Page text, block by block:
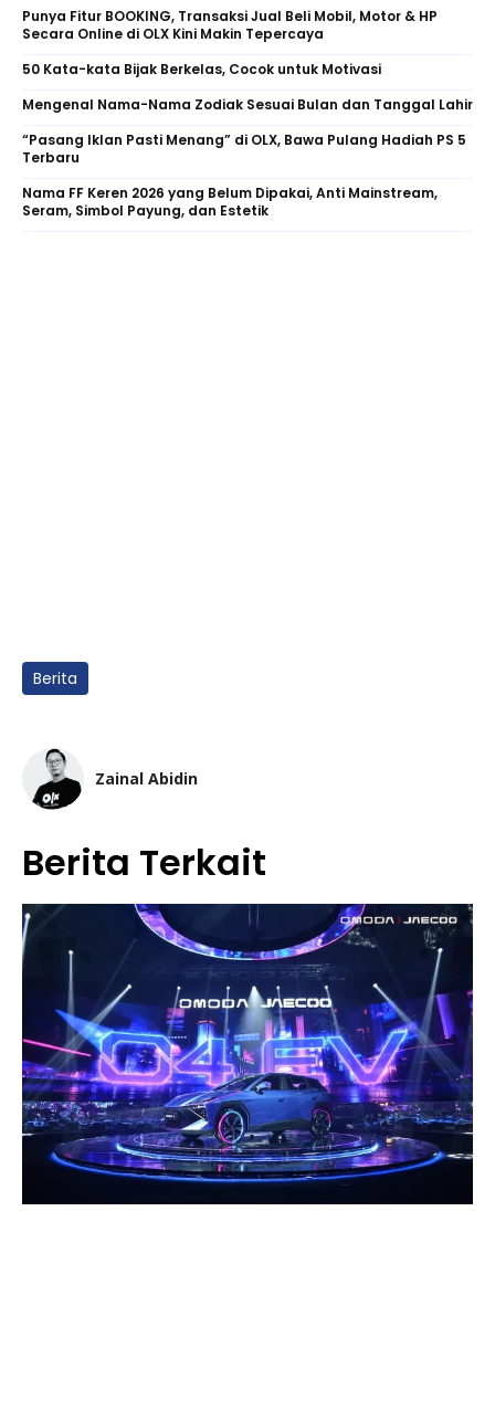
Punya Fitur BOOKING, Transaksi Jual Beli Mobil, Motor & HP
Secara Online di OLX Kini Makin Tepercaya
50 Kata-kata Bijak Berkelas, Cocok untuk Motivasi
Mengenal Nama-Nama Zodiak Sesuai Bulan dan Tanggal Lahir
“Pasang Iklan Pasti Menang” di OLX, Bawa Pulang Hadiah PS 5
Terbaru
Nama FF Keren 2026 yang Belum Dipakai, Anti Mainstream,
Seram, Simbol Payung, dan Estetik
Berita
Zainal Abidin
Berita Terkait